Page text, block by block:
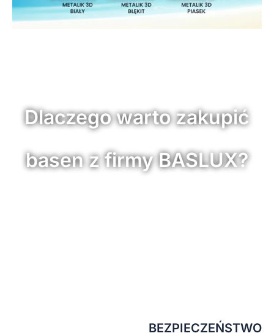
Dlaczego warto zakupić
basen z firmy BASLUX?
BEZPIECZEŃSTWO